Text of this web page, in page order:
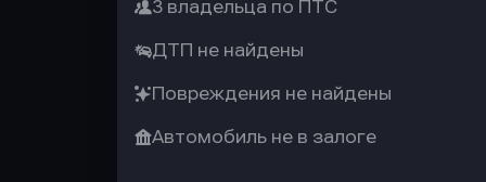
3 владельца по ПТС
ДТП не найдены
Повреждения не найдены
Автомобиль не в залоге